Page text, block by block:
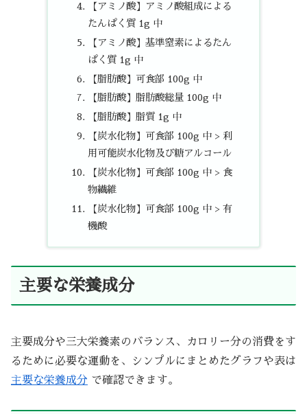
【アミノ酸】アミノ酸組成による
たんぱく質 1g 中
【アミノ酸】基準窒素によるたん
ぱく質 1g 中
【脂肪酸】可食部 100g 中
【脂肪酸】脂肪酸総量 100g 中
【脂肪酸】脂質 1g 中
【炭水化物】可食部 100g 中 > 利
用可能炭水化物及び糖アルコール
【炭水化物】可食部 100g 中 > 食
物繊維
【炭水化物】可食部 100g 中 > 有
機酸
主要な栄養成分
主要成分や三大栄養素のバランス、カロリー分の消費をす
るために必要な運動を、シンプルにまとめたグラフや表は
主要な栄養成分 で確認できます。